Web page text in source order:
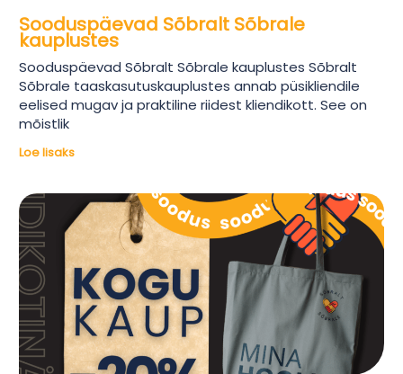
Sooduspäevad Sõbralt Sõbrale
kauplustes
Sooduspäevad Sõbralt Sõbrale kauplustes Sõbralt
Sõbrale taaskasutuskauplustes annab püsikliendile
eelised mugav ja praktiline riidest kliendikott. See on
mõistlik
Loe lisaks